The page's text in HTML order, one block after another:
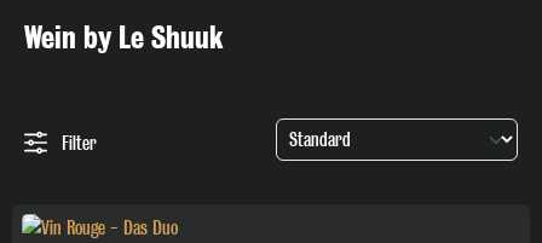
Wein by Le Shuuk
Filter